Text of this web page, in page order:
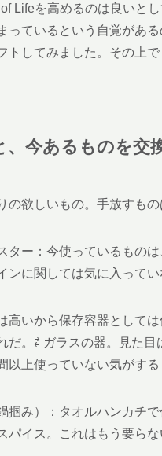
Lifeを高めるのは良いと
っているという自覚があ
トしてみました。その上
今あるものを交
の欲しいもの。手放すもの
ー：今使っているもの
ンに関しては気に入って
高いから保存容器として
だ。⇄ ガラスの器。見た
以上使っていない気がする
掴み）：タオルハンカチ
パイス。これはもう要らな